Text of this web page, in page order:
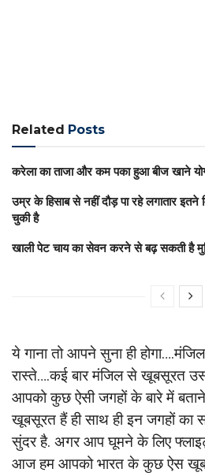
Related Posts
करेला का ताजा और कम पका हुआ बीज खाने
उम्र के हिसाब से नहीं दौड़ पा रहे लगातार
चुकी है
खाली पेट चाय का सेवन करने से बढ़ सकती है
ये गाना तो आपने सुना ही
रास्ते….कई बार मंजिल से खूबसूरत
आपको कुछ ऐसी जगहों के बारे में
खूबसूरत हैं ही साथ ही इन जगहों का
सुंदर है. अगर आप घूमने के लिए
आज हम आपको भारत के कुछ ऐस